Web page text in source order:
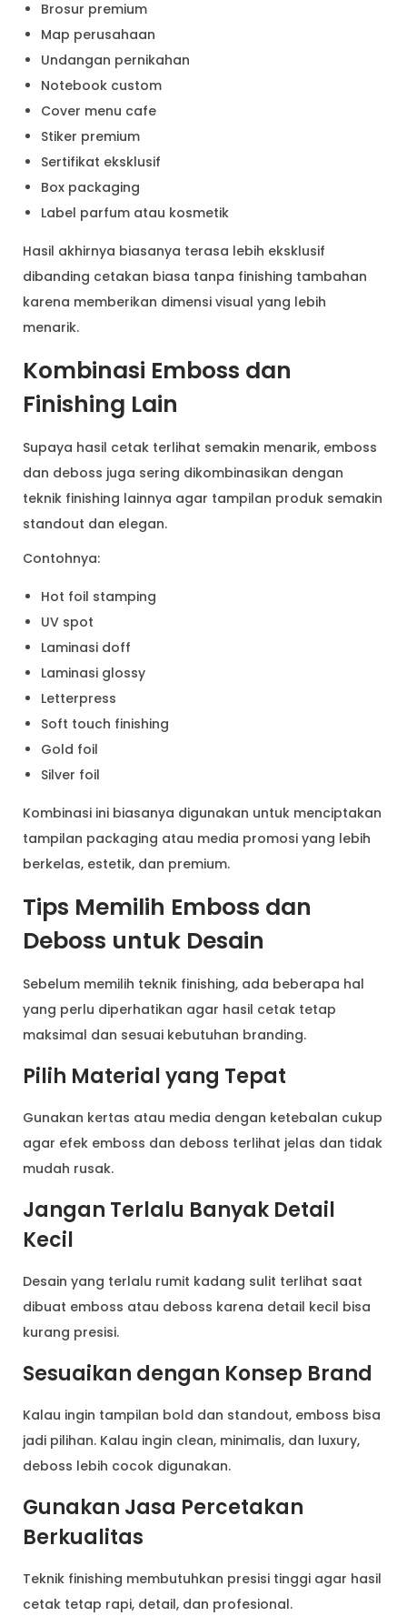
Brosur premium
Map perusahaan
Undangan pernikahan
Notebook custom
Cover menu cafe
Stiker premium
Sertifikat eksklusif
Box packaging
Label parfum atau kosmetik
Hasil akhirnya biasanya terasa lebih eksklusif
dibanding cetakan biasa tanpa finishing tambahan
karena memberikan dimensi visual yang lebih
menarik.
Kombinasi Emboss dan
Finishing Lain
Supaya hasil cetak terlihat semakin menarik, emboss
dan deboss juga sering dikombinasikan dengan
teknik finishing lainnya agar tampilan produk semakin
standout dan elegan.
Contohnya:
Hot foil stamping
UV spot
Laminasi doff
Laminasi glossy
Letterpress
Soft touch finishing
Gold foil
Silver foil
Kombinasi ini biasanya digunakan untuk menciptakan
tampilan packaging atau media promosi yang lebih
berkelas, estetik, dan premium.
Tips Memilih Emboss dan
Deboss untuk Desain
Sebelum memilih teknik finishing, ada beberapa hal
yang perlu diperhatikan agar hasil cetak tetap
maksimal dan sesuai kebutuhan branding.
Pilih Material yang Tepat
Gunakan kertas atau media dengan ketebalan cukup
agar efek emboss dan deboss terlihat jelas dan tidak
mudah rusak.
Jangan Terlalu Banyak Detail
Kecil
Desain yang terlalu rumit kadang sulit terlihat saat
dibuat emboss atau deboss karena detail kecil bisa
kurang presisi.
Sesuaikan dengan Konsep Brand
Kalau ingin tampilan bold dan standout, emboss bisa
jadi pilihan. Kalau ingin clean, minimalis, dan luxury,
deboss lebih cocok digunakan.
Gunakan Jasa Percetakan
Berkualitas
Teknik finishing membutuhkan presisi tinggi agar hasil
cetak tetap rapi, detail, dan profesional.